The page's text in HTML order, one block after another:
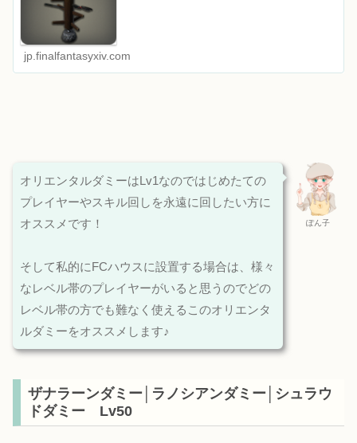
jp.finalfantasyxiv.com
ぽん子
オリエンタルダミーはLv1なのではじめたての
プレイヤーやスキル回しを永遠に回したい方に
オススメです！
そして私的にFCハウスに設置する場合は、様々
なレベル帯のプレイヤーがいると思うのでどの
レベル帯の方でも難なく使えるこのオリエンタ
ルダミーをオススメします♪
ザナラーンダミー│ラノシアンダミー│シュラウ
ドダミー Lv50